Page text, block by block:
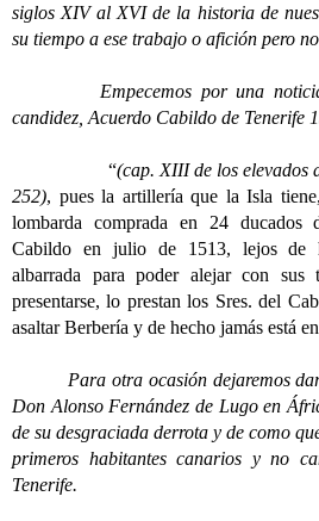
siglos XIV al XVI de la historia de
su tiempo a ese trabajo o afición pero
Empecemos por una noticia
candidez, Acuerdo Cabildo de Tenerife
“(cap. XIII de los elevados
252), pues la artillería que la Isla
lombarda comprada en 24 ducados
Cabildo en julio de 1513, lejos de
albarrada para poder alejar con sus
presentarse, lo prestan los Sres. del
asaltar Berbería y de hecho jamás está
Para otra ocasión dejaremos dar
Don Alonso Fernández de Lugo en
de su desgraciada derrota y de como
primeros habitantes canarios y no
Tenerife.